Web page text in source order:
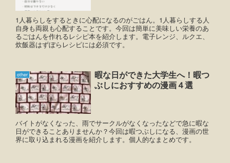
1人暮らしをするときに心配になるのがごはん。1人暮らしする人
自身も両親も心配することです。今回は簡単に美味しい栄養のあ
るごはんを作れるレシピ本を紹介します。電子レンジ、ルクエ、
炊飯器はずぼらレシピには必須です。
other
暇な日ができた大学生へ！暇つ
ぶしにおすすめの漫画４選
バイトがなくなった、雨でサークルがなくなったなどで急に暇な
日ができることありませんか？今回は暇つぶしになる、漫画の世
界に取り込まれる漫画を紹介します。個人的なまとめです。